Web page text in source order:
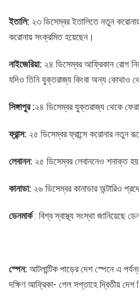
ইতালি: ২৩ ডিসেম্বর ইতালিতে নতুন
করোনায় সংক্রমিত হয়েছেন।
নাইজেরিয়া: ২৪ ডিসেম্বর আফ্রিকান রোগ
যদিও তিনি যুক্তরাজ্য কিংবা অন্য কোথাও
সিঙ্গাপুর :২৪ ডিসেম্বর যুক্তরাজ্য থেকে
ফ্রান্স: ২৫ ডিসেম্বর ফ্রান্সে করোনার নতুন
লেবানন: ২৫ ডিসেম্বর লেবাননেও শনাক্ত
কানাডা: ২৬ ডিসেম্বর কানাডার অন্টারিও
ডেনমার্ক: বিশ্ব স্বাস্থ্য সংস্থা জানিয়েছে
স্পেন: আটলান্টিক পাড়ের দেশ স্পেনে এ
দক্ষিণ আফ্রিকা- গেল সপ্তাহে দ্বিতীয়